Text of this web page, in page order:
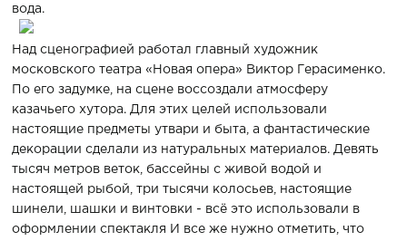
вода.
Над сценографией работал главный художник
московского театра «Новая опера» Виктор Герасименко.
По его задумке, на сцене воссоздали атмосферу
казачьего хутора. Для этих целей использовали
настоящие предметы утвари и быта, а фантастические
декорации сделали из натуральных материалов. Девять
тысяч метров веток, бассейны с живой водой и
настоящей рыбой, три тысячи колосьев, настоящие
шинели, шашки и винтовки - всё это использовали в
оформлении спектакля И все же нужно отметить, что